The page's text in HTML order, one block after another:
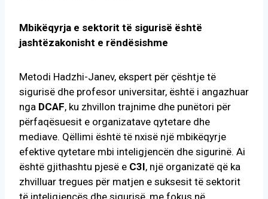
Mbikëqyrja e sektorit të sigurisë është
jashtëzakonisht e rëndësishme
Metodi Hadzhi-Janev, ekspert për çështje të
sigurisë dhe profesor universitar, është i angazhuar
nga DCAF, ku zhvillon trajnime dhe punëtori për
përfaqësuesit e organizatave qytetare dhe
mediave. Qëllimi është të nxisë një mbikëqyrje
efektive qytetare mbi inteligjencën dhe sigurinë. Ai
është gjithashtu pjesë e C3I, një organizatë që ka
zhvilluar tregues për matjen e suksesit të sektorit
të inteligjencës dhe sigurisë, me fokus në